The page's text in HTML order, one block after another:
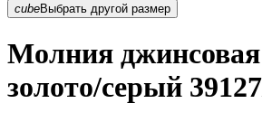
cubeВыбрать другой размер
Молния
золото/серый